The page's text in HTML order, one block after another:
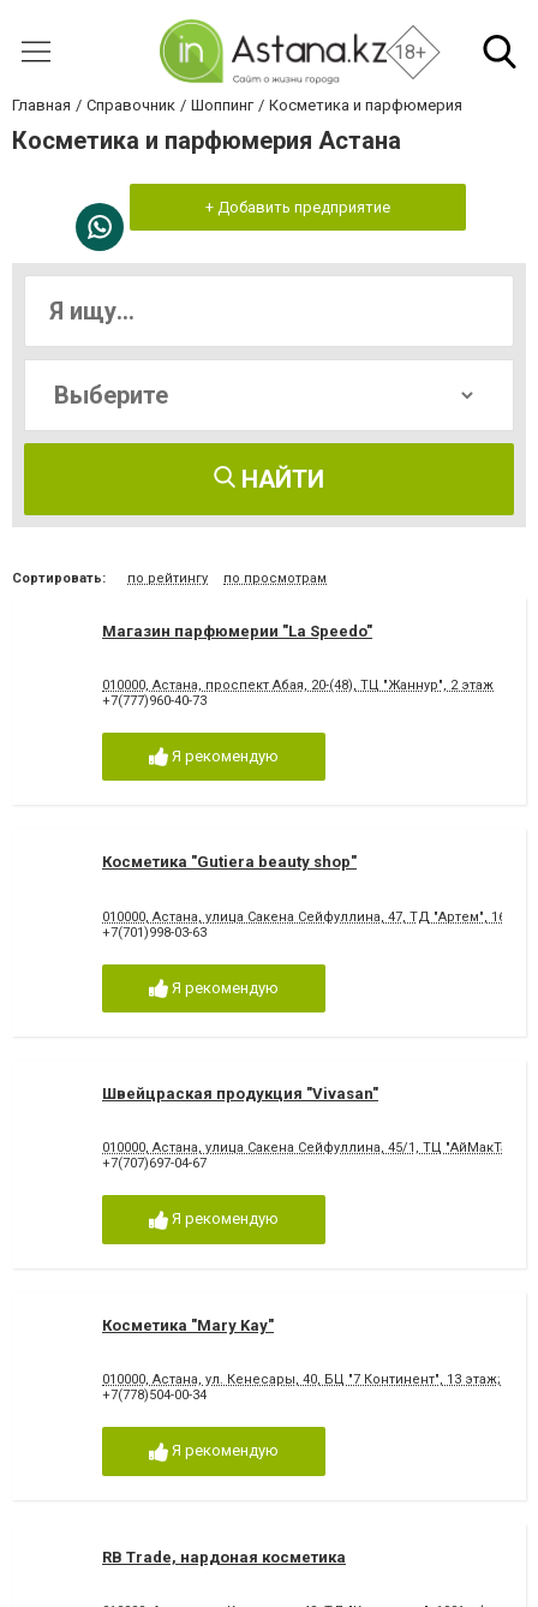
18+
Главная Справочник Шоппинг Косметика и парфюмерия
Косметика и парфюмерия Астана
+ Добавить предприятие
НАЙТИ
Сортировать: по рейтингу по просмотрам
Магазин парфюмерии "La Speedo"
010000, Астана, проспект Абая, 20-(48), ТЦ "Жаннур", 2 этаж
+7(777)960-40-73
Я рекомендую
Косметика "Gutiera beauty shop"
010000, Астана, улица Сакена Сейфуллина, 47, ТД "Артем", 162
+7(701)998-03-63
Я рекомендую
Швейцраская продукция "Vivasan"
010000, Астана, улица Сакена Сейфуллина, 45/1, ТЦ "АйМакТау", 1
+7(707)697-04-67
Я рекомендую
Косметика "Mary Kay"
010000, Астана, ул. Кенесары, 40, БЦ "7 Континент", 13 этаж;
+7(778)504-00-34
Я рекомендую
RB Trade, нардоная косметика